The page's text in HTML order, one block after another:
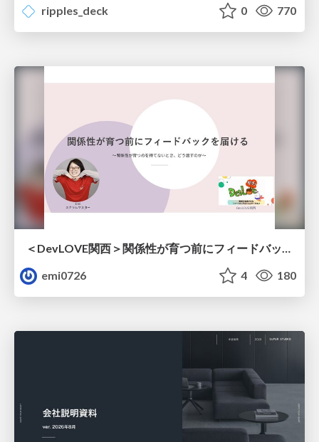
ripples_deck 0 770
＜DevLOVE関西＞関係性が育つ前にフィードバックを届ける ～関係性が育つのを待てないとき、どう渡すのか～
emi0726
4 180